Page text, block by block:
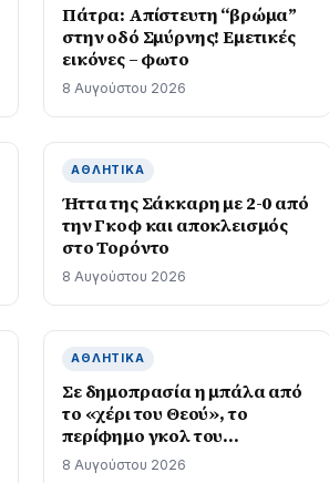
Πάτρα: Απίστευτη “βρώμα”
στην οδό Σμύρνης! Εμετικές
εικόνες – φωτο
8 Αυγούστου 2026
ΑΘΛΗΤΙΚΆ
Ήττα της Σάκκαρη με 2-0 από
την Γκοφ και αποκλεισμός
στο Τορόντο
8 Αυγούστου 2026
ΑΘΛΗΤΙΚΆ
Σε δημοπρασία η μπάλα από
το «χέρι του Θεού», το
περίφημο γκολ του
Μαραντόνα
8 Αυγούστου 2026